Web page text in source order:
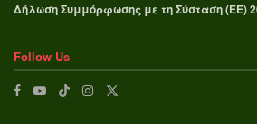
Δήλωση Συμμόρφωσης με τη Σύσταση (ΕΕ)
Follow Us